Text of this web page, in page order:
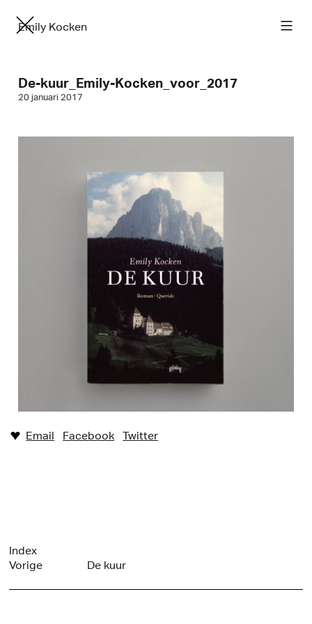
Emily Kocken
De-kuur_Emily-Kocken_voor_2017
20 januari 2017
♥︎ Email Facebook Twitter
Index
Vorige
De kuur